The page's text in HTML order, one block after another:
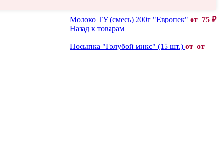
Молоко ТУ (смесь) 200г "Европек" от 75 ₽
Назад к товарам
Посыпка "Голубой микс" (15 шт.) от от